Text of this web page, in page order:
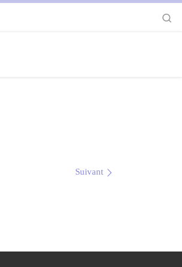
Suivant